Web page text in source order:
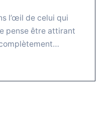
l’œil de celui qui
pense être attirant